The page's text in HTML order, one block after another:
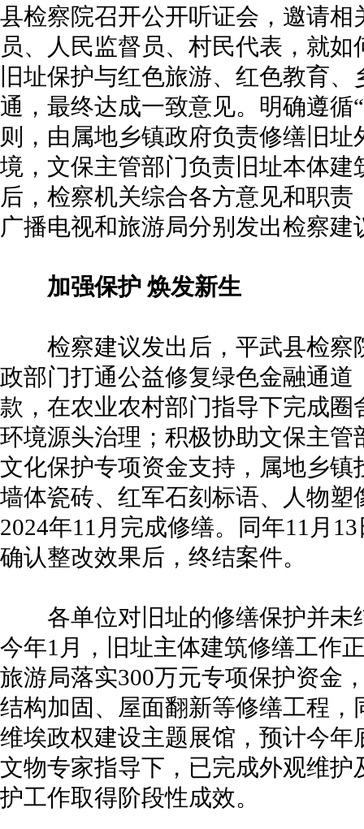
县检察院召开公开听证会，邀请
员、人民监督员、村民代表，就
旧址保护与红色旅游、红色教育
通，最终达成一致意见。明确遵循
则，由属地乡镇政府负责修缮旧
境，文保主管部门负责旧址本体
后，检察机关综合各方意见和职
广播电视和旅游局分别发出检察建
加强保护 焕发新生
检察建议发出后，平武县检察
政部门打通公益修复绿色金融通
款，在农业农村部门指导下完成
环境源头治理；积极协助文保主
文化保护专项资金支持，属地乡
墙体瓷砖、红军石刻标语、人物
2024年11月完成修缮。同年11月
确认整改效果后，终结案件。
各单位对旧址的修缮保护并未
今年1月，旧址主体建筑修缮工作
旅游局落实300万元专项保护资金
结构加固、屋面翻新等修缮工程，
维埃政权建设主题展馆，预计今
文物专家指导下，已完成外观维
护工作取得阶段性成效。